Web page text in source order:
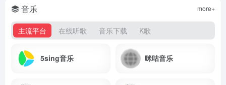
音乐
主流平台 在线听歌 音乐下载 K歌
more+
5sing音乐 咪咕音乐